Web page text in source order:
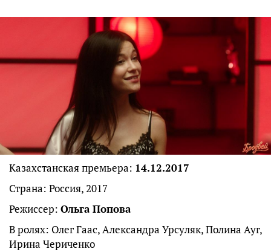
Казахстанская премьера: 14.12.2017
Страна: Россия, 2017
Режиссер: Ольга Попова
В ролях: Олег Гаас, Александра Урсуляк, Полина Ауг,
Ирина Чериченко